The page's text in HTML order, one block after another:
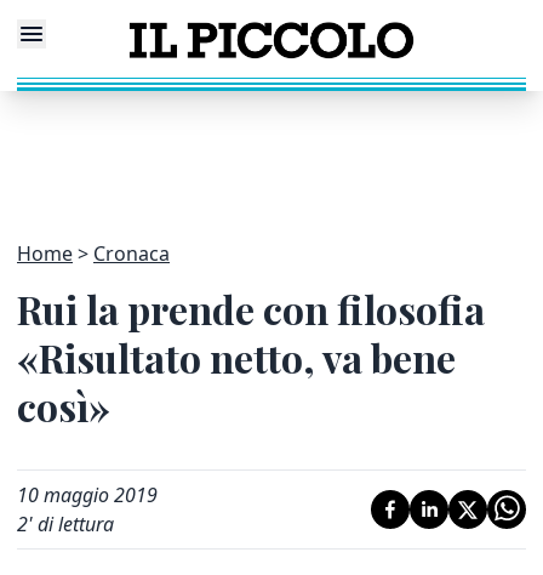
Home Cronaca
Rui la prende con filosofia
«Risultato netto, va bene
così»
10 maggio 2019
2' di lettura